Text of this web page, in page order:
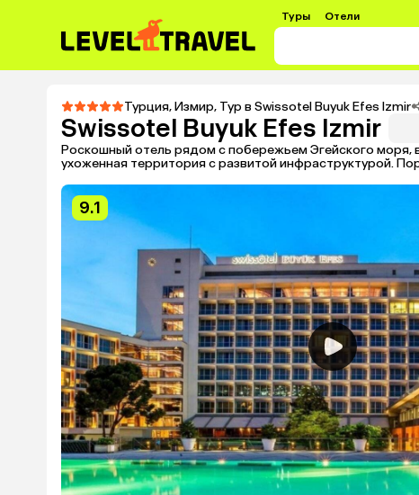
Туры Отели
Турция,Измир, Тур в Swissotel Buyuk Efes Izmir
Swissotel Buyuk Efes Izmir
Роскошный отель рядом с побережьем Эгейского
ухоженная территория с развитой инфраструктурой.
9.1